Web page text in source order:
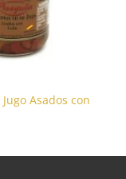
Asados con